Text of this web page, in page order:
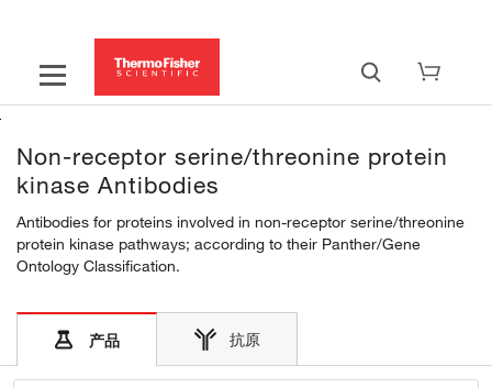
Non-receptor serine/threonine protein
kinase Antibodies
Antibodies for proteins involved in non-receptor serine/threonine
protein kinase pathways; according to their Panther/Gene
Ontology Classification.
产品 抗原